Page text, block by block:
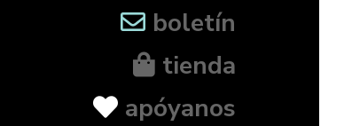
boletín
tienda
apóyanos